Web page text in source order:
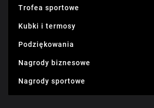
Trofea sportowe
Kubki i termosy
Podziękowania
Nagrody biznesowe
Nagrody sportowe